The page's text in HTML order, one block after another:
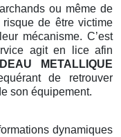
ou même de
de être victime
mécanisme. C’est
agit en lice afin
METALLIQUE
de retrouver
son équipement.
dynamiques